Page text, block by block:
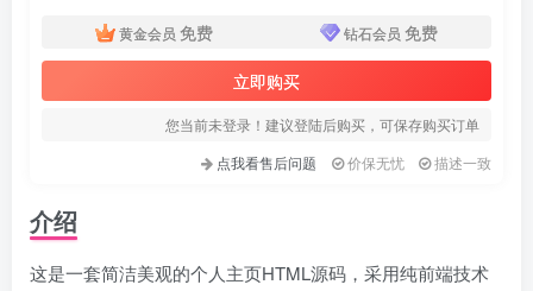
黄金会员 免费 钻石会员 免费
立即购买
您当前未登录！建议登陆后购买，可保存购买订单
点我看售后问题
价保无忧 描述一致
介绍
这是一套简洁美观的个人主页HTML源码，采用纯前端技术